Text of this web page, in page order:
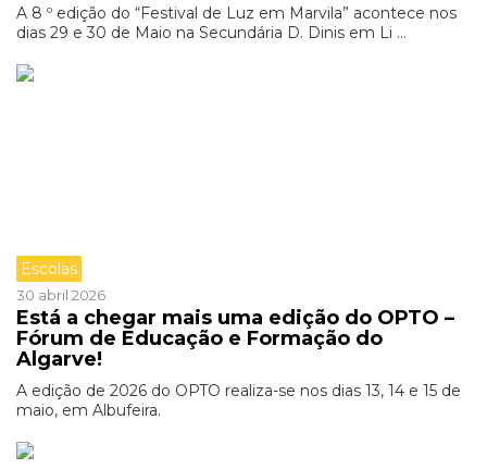
A 8 º edição do “Festival de Luz em Marvila” acontece nos
dias 29 e 30 de Maio na Secundária D. Dinis em Li ...
Escolas
30 abril 2026
Está a chegar mais uma edição do OPTO –
Fórum de Educação e Formação do
Algarve!
A edição de 2026 do OPTO realiza-se nos dias 13, 14 e 15 de
maio, em Albufeira.